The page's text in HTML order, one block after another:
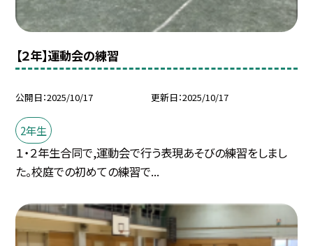
【２年】運動会の練習
公開日 2025/10/17 更新日 2025/10/17
2年生
１・２年生合同で,運動会で行う表現あそびの練習をしまし
た。校庭での初めての練習で...